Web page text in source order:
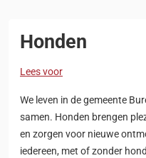
Honden
Lees voor
We leven in de gemeente
samen. Honden brengen
en zorgen voor nieuwe
iedereen, met of zonder